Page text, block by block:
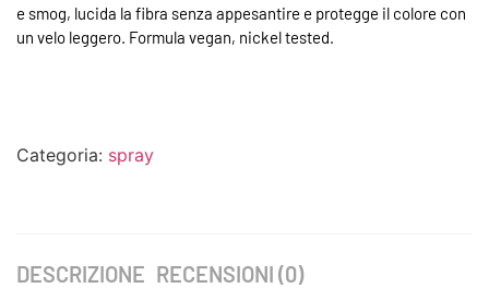
e smog, lucida la fibra senza appesantire e protegge il colore con
un velo leggero. Formula vegan, nickel tested.
Categoria: spray
DESCRIZIONE RECENSIONI (0)